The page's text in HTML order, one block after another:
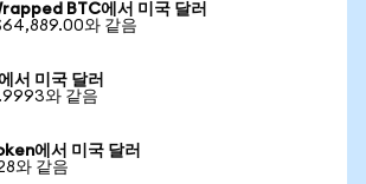
BTC에서 미국 달러
와 같음
서 미국 달러
와 같음
에서 미국 달러
와 같음